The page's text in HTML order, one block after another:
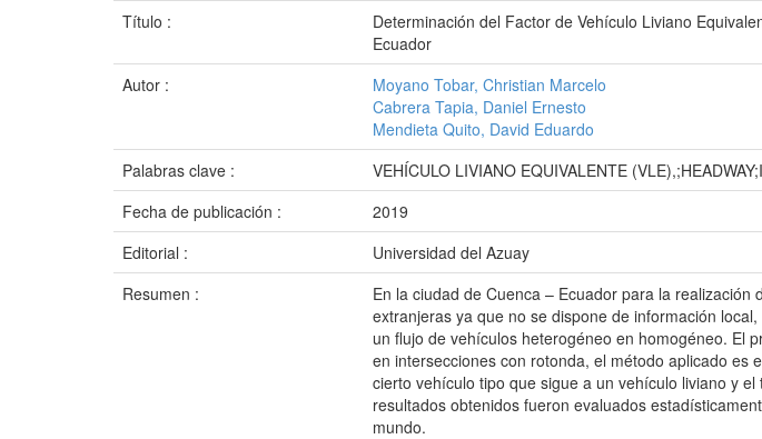
Título :
Determinación del Factor de Vehículo Liviano
Ecuador
Autor :
Moyano Tobar, Christian Marcelo
Cabrera Tapia, Daniel Ernesto
Mendieta Quito, David Eduardo
Palabras clave :
VEHÍCULO LIVIANO EQUIVALENTE
Fecha de publicación :
2019
Editorial :
Universidad del Azuay
Resumen :
En la ciudad de Cuenca – Ecuador para la
extranjeras ya que no se dispone de información
un flujo de vehículos heterogéneo en homogéneo. El
en intersecciones con rotonda, el método aplicado es
cierto vehículo tipo que sigue a un vehículo liviano y
resultados obtenidos fueron evaluados
mundo.